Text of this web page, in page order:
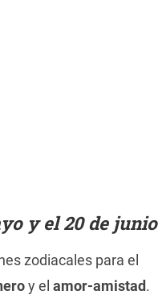
y el 20 de junio
zodiacales para el
y el amor-amistad.